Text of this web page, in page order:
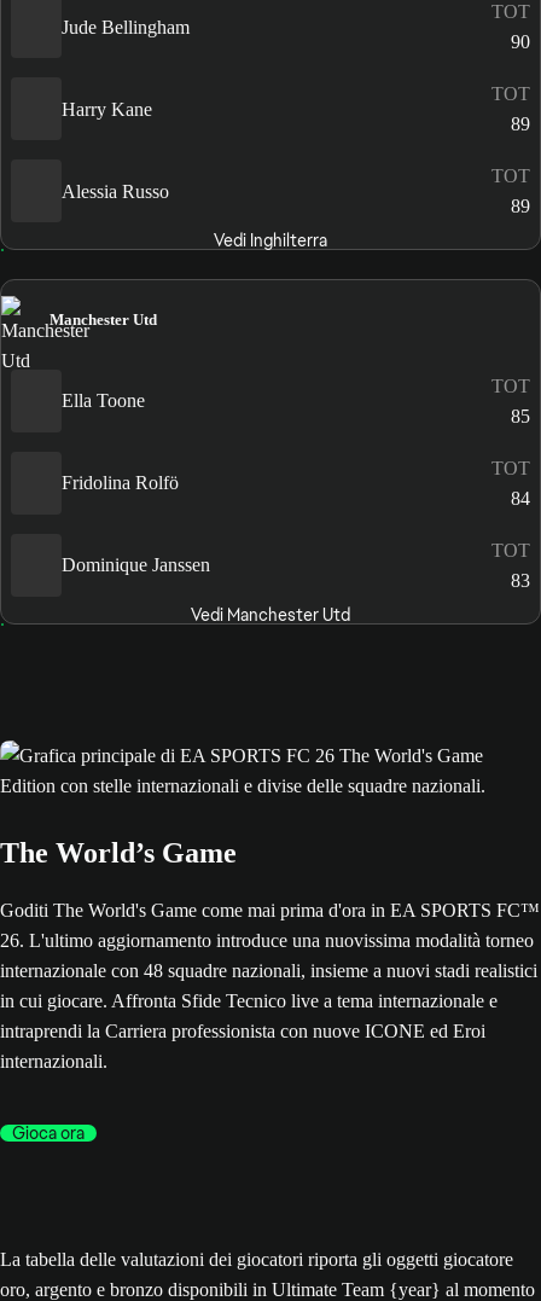
Jude Bellingham
TOT
90
Harry Kane
TOT
89
Alessia Russo
TOT
89
Vedi Inghilterra
Manchester Utd
Ella Toone
TOT
85
Fridolina Rolfö
TOT
84
Dominique Janssen
TOT
83
Vedi Manchester Utd
The World’s Game
Goditi The World's Game come mai prima d'ora in EA SPORTS FC™
26. L'ultimo aggiornamento introduce una nuovissima modalità torneo
internazionale con 48 squadre nazionali, insieme a nuovi stadi realistici
in cui giocare. Affronta Sfide Tecnico live a tema internazionale e
intraprendi la Carriera professionista con nuove ICONE ed Eroi
internazionali.
Gioca ora
La tabella delle valutazioni dei giocatori riporta gli oggetti giocatore
oro, argento e bronzo disponibili in Ultimate Team {year} al momento